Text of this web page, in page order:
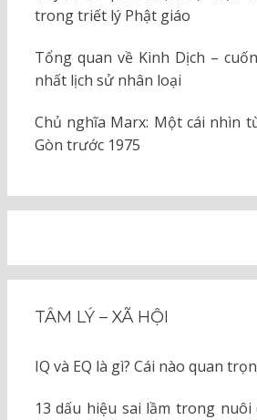
trong triết lý Phật giáo
Tổng quan về Kinh Dịch –
nhất lịch sử nhân loại
Chủ nghĩa Marx: Một cái nhìn
Gòn trước 1975
TÂM LÝ – XÃ HỘI
IQ và EQ là gì? Cái nào quan
13 dấu hiệu sai lầm trong nuôi